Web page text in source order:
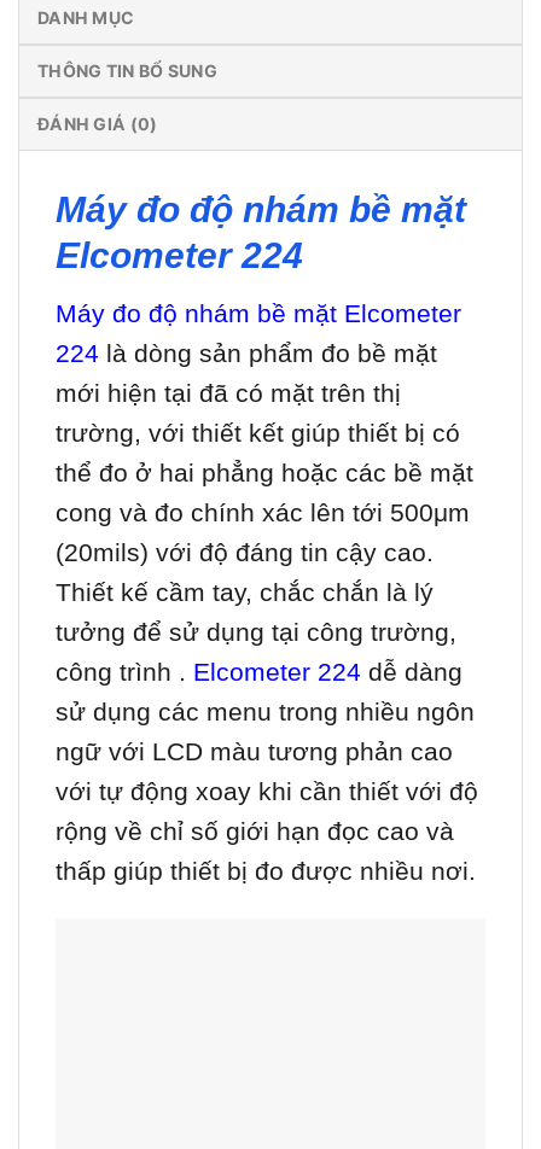
DANH MỤC
THÔNG TIN BỔ SUNG
ĐÁNH GIÁ (0)
Máy đo độ nhám bề mặt
Elcometer 224
Máy đo độ nhám bề mặt Elcometer
224 là dòng sản phẩm đo bề mặt
mới hiện tại đã có mặt trên thị
trường, với thiết kết giúp thiết bị có
thể đo ở hai phẳng hoặc các bề mặt
cong và đo chính xác lên tới 500μm
(20mils) với độ đáng tin cậy cao.
Thiết kế cầm tay, chắc chắn là lý
tưởng để sử dụng tại công trường,
công trình . Elcometer 224 dễ dàng
sử dụng các menu trong nhiều ngôn
ngữ với LCD màu tương phản cao
với tự động xoay khi cần thiết với độ
rộng về chỉ số giới hạn đọc cao và
thấp giúp thiết bị đo được nhiều nơi.